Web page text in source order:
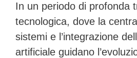
In un periodo di profonda
tecnologica, dove la
sistemi e l’integrazione
artificiale guidano